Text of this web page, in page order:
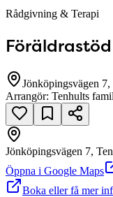
Rådgivning & Terapi
Föräldrastöd
Jönköpingsvägen
Arrangör: Tenhults
Jönköpingsvägen 7,
Öppna i Google Maps
Boka eller få mer